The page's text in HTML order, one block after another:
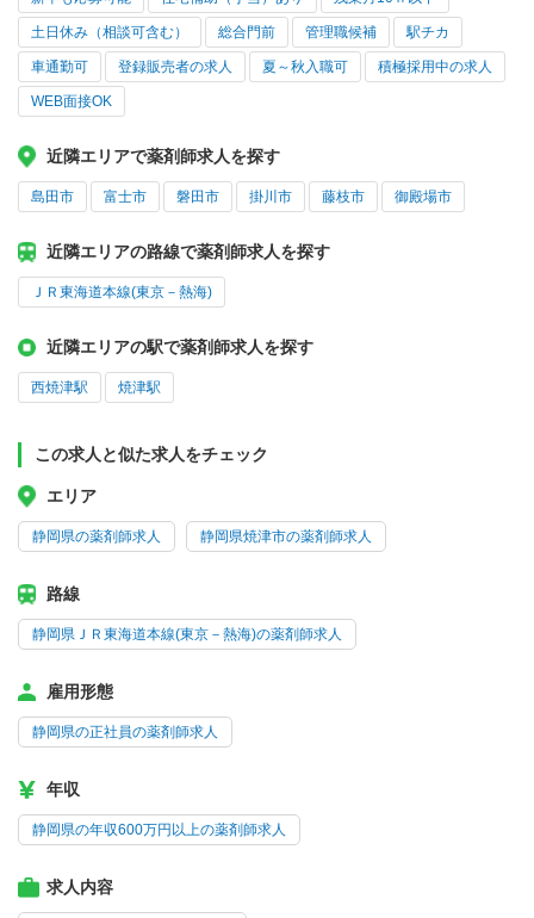
土日休み（相談可含む） 総合門前 管理職候補 駅チカ
車通勤可 登録販売者の求人 夏～秋入職可 積極採用中の求人
WEB面接OK
近隣エリアで薬剤師求人を探す
島田市 富士市 磐田市 掛川市 藤枝市 御殿場市
近隣エリアの路線で薬剤師求人を探す
ＪＲ東海道本線(東京－熱海)
近隣エリアの駅で薬剤師求人を探す
西焼津駅 焼津駅
この求人と似た求人をチェック
エリア
静岡県の薬剤師求人 静岡県焼津市の薬剤師求人
路線
静岡県ＪＲ東海道本線(東京－熱海)の薬剤師求人
雇用形態
静岡県の正社員の薬剤師求人
年収
静岡県の年収600万円以上の薬剤師求人
求人内容